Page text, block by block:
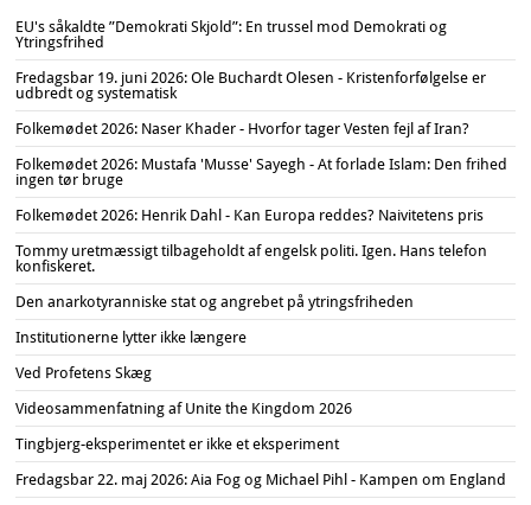
EU's såkaldte ”Demokrati Skjold”: En trussel mod Demokrati og
Ytringsfrihed
Fredagsbar 19. juni 2026: Ole Buchardt Olesen - Kristenforfølgelse er
udbredt og systematisk
Folkemødet 2026: Naser Khader - Hvorfor tager Vesten fejl af Iran?
Folkemødet 2026: Mustafa 'Musse' Sayegh - At forlade Islam: Den frihed
ingen tør bruge
Folkemødet 2026: Henrik Dahl - Kan Europa reddes? Naivitetens pris
Tommy uretmæssigt tilbageholdt af engelsk politi. Igen. Hans telefon
konfiskeret.
Den anarkotyranniske stat og angrebet på ytringsfriheden
Institutionerne lytter ikke længere
Ved Profetens Skæg
Videosammenfatning af Unite the Kingdom 2026
Tingbjerg-eksperimentet er ikke et eksperiment
Fredagsbar 22. maj 2026: Aia Fog og Michael Pihl - Kampen om England